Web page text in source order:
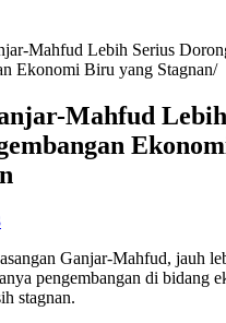
Mahfud Lebih Serius
Ekonomi Biru yang Stagnan
Mahfud
Ganjar-Mahfud, jauh
pengembangan di bidang
stagnan.